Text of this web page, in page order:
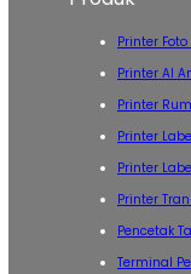
Printer
Printer AI
Printer
Printer
Printer
Printer
Pencetak
Terminal